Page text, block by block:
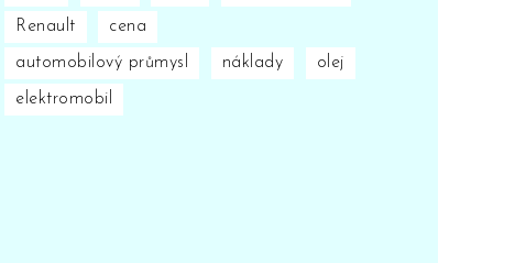
Renault cena
automobilový průmysl náklady olej
elektromobil